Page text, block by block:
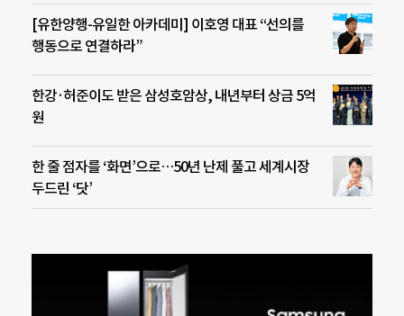
[유한양행-유일한 아카데미] 이호영 대표 “선의를
행동으로 연결하라”
한강·허준이도 받은 삼성호암상, 내년부터 상금 5억
원
한 줄 점자를 ‘화면’으로…50년 난제 풀고 세계시장
두드린 ‘닷’